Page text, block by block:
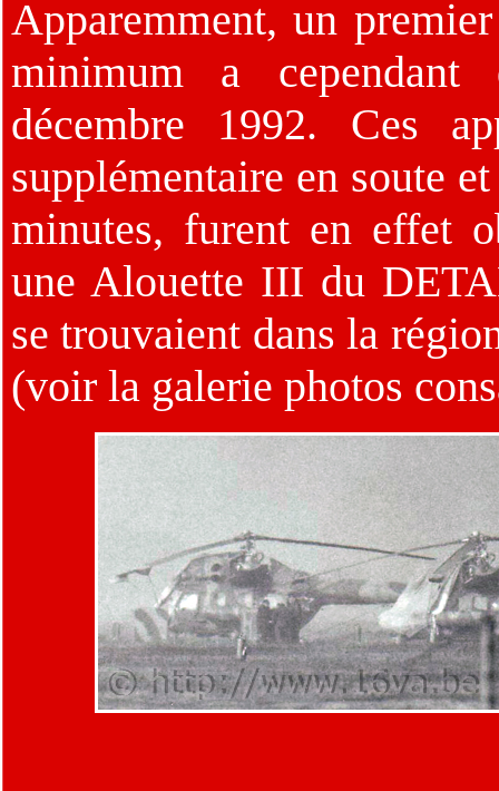
Apparemment, un
minimum a
décembre 1992. Ces
supplémentaire en soute
minutes, furent en effet
une Alouette III du
se trouvaient dans la
(voir la galerie photos